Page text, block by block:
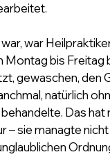
war
bis Freitag
gewaschen,
natürlich
Das
sie managte